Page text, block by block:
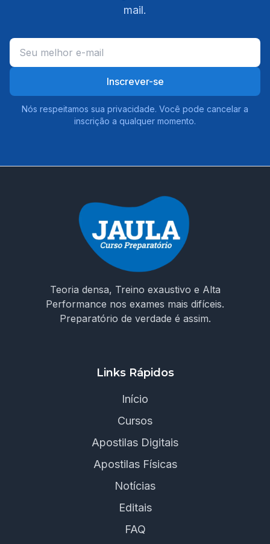
mail.
Inscrever-se
Nós respeitamos sua privacidade. Você pode cancelar a
inscrição a qualquer momento.
Teoria densa, Treino exaustivo e Alta
Performance nos exames mais difíceis.
Preparatório de verdade é assim.
Links Rápidos
Início
Cursos
Apostilas Digitais
Apostilas Físicas
Notícias
Editais
FAQ